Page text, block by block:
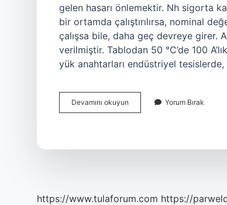
gelen hasarı önlemektir. Nh sigorta
bir ortamda çalıştırılırsa, nominal
çalışsa bile, daha geç devreye girer.
verilmiştir. Tablodan 50 °C’de 100
yük anahtarları endüstriyel tesislerde,
Devamını okuyun
Tipi
Yorum Bırak
https://www.tulaforum.com https://